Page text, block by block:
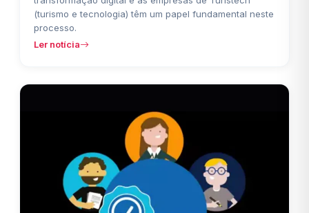
(turismo e tecnologia) têm um papel fundamental neste
processo.
Ler notícia